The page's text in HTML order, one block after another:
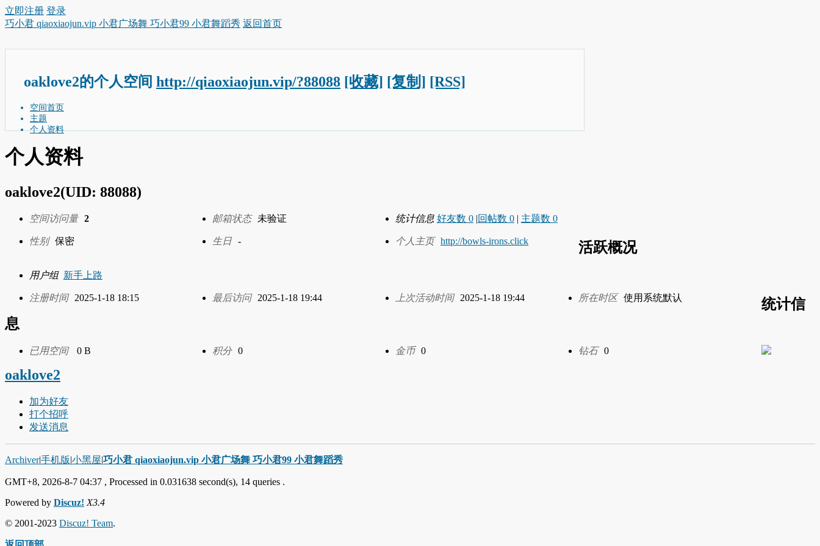
立即注册 登录
巧小君 qiaoxiaojun.vip 小君广场舞 巧小君99 小君舞蹈秀 返回首页
oaklove2的个人空间 http://qiaoxiaojun.vip/?88088 [收藏] [复制] [RSS]
空间首页
主题
个人资料
个人资料
oaklove2(UID: 88088)
空间访问量 2 邮箱状态 未验证 统计信息 好友数 0 |回帖数 0 | 主题数 0
性别 保密 生日 - 个人主页 http://bowls-irons.click 活跃概况
用户组 新手上路
注册时间 2025-1-18 18:15 最后访问 2025-1-18 19:44 上次活动时间 2025-1-18 19:44 所在时区 使用系统默认
统计信
息
已用空间 0 B 积分 0 金币 0 钻石 0
oaklove2
加为好友
打个招呼
发送消息
Archiver|手机版|小黑屋|巧小君 qiaoxiaojun.vip 小君广场舞 巧小君99 小君舞蹈秀
GMT+8, 2026-8-7 04:37 , Processed in 0.031638 second(s), 14 queries .
Powered by Discuz! X3.4
© 2001-2023 Discuz! Team.